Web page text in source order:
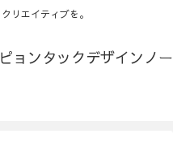
リエイティブを。
ョンタックデザインノー